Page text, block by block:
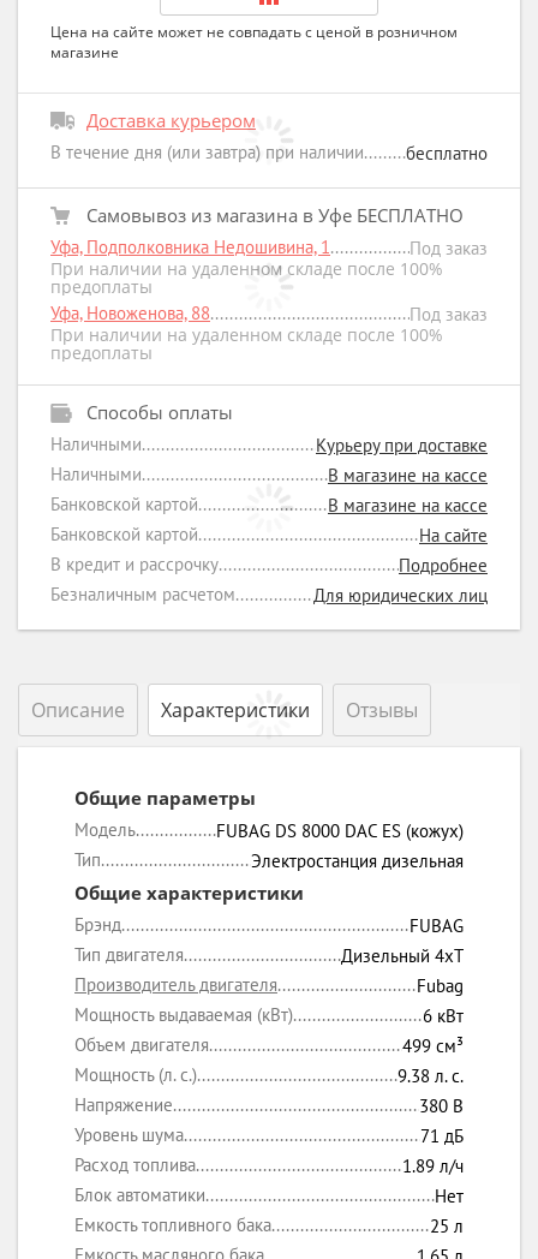
Цена на сайте может не совпадать с ценой в розничном
магазине
Доставка курьером
В течение дня (или завтра) при наличии бесплатно
Самовывоз из магазина в Уфе БЕСПЛАТНО
Уфа, Подполковника Недошивина, 1
Под заказ
При наличии на удаленном складе после 100%
предоплаты
Уфа, Новоженова, 88
Под заказ
При наличии на удаленном складе после 100%
предоплаты
Способы оплаты
Наличными
Курьеру при доставке
Наличными
В магазине на кассе
Банковской картой
В магазине на кассе
Банковской картой
На сайте
В кредит и рассрочку
Подробнее
Безналичным расчетом
Для юридических лиц
Описание Характеристики Отзывы
Общие параметры
Модель
FUBAG DS 8000 DAC ES (кожух)
Тип
Электростанция дизельная
Общие характеристики
Брэнд
FUBAG
Тип двигателя
Дизельный 4xT
Производитель двигателя
Fubag
Мощность выдаваемая (кВт)
6 кВт
Объем двигателя
499 см³
Мощность (л. с.)
9.38 л. с.
Напряжение
380 В
Уровень шума
71 дБ
Расход топлива
1.89 л/ч
Блок автоматики
Нет
Емкость топливного бака
25 л